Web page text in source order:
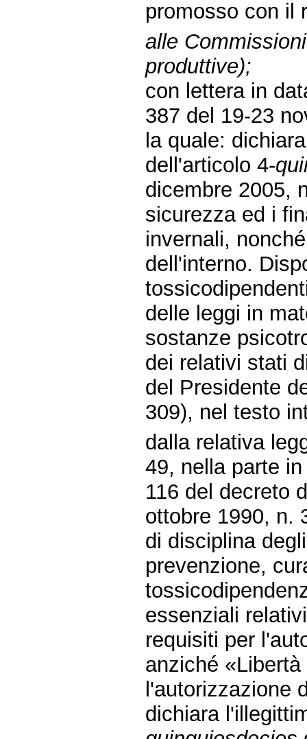
promosso con il
alle
produttive);
con lettera in
387 del 19-23
la quale:
dell'articolo 4-
dicembre 2005,
sicurezza ed i
invernali,
dell'interno.
delle leggi in
sostanze
dei relativi stati
del Presidente
309), nel testo
dalla relativa
49, nella parte
116 del decreto
ottobre 1990, n.
di disciplina
prevenzione,
essenziali
requisiti per
anziché
l'autorizzazione
dichiara